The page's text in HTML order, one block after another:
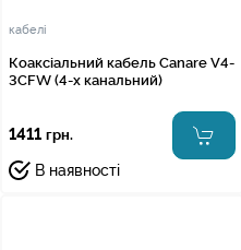
кабелі
Коаксіальний кабель Canare V4-
3CFW (4-х канальний)
1411 грн.
В наявності